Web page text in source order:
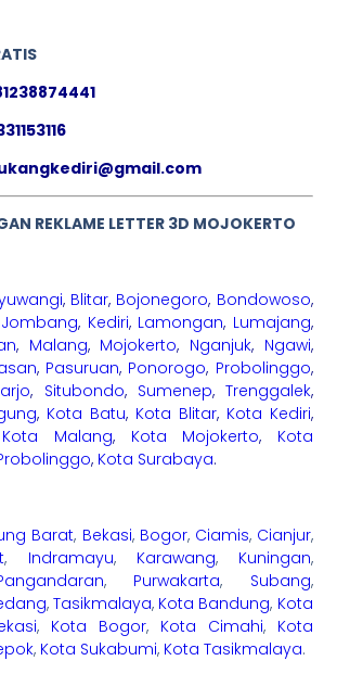
REKLAME LETTER 3D MOJOKERTO
, Blitar, Bojonegoro, Bondowoso,
Jombang, Kediri, Lamongan, Lumajang,
, Malang, Mojokerto, Nganjuk, Ngawi,
, Pasuruan, Ponorogo, Probolinggo,
, Situbondo, Sumenep, Trenggalek,
, Kota Batu, Kota Blitar, Kota Kediri,
Kota Malang, Kota Mojokerto, Kota
, Kota Surabaya.
Barat, Bekasi, Bogor, Ciamis, Cianjur,
, Indramayu, Karawang, Kuningan,
, Purwakarta, Subang,
, Tasikmalaya, Kota Bandung, Kota
, Kota Bogor, Kota Cimahi, Kota
, Kota Sukabumi, Kota Tasikmalaya.